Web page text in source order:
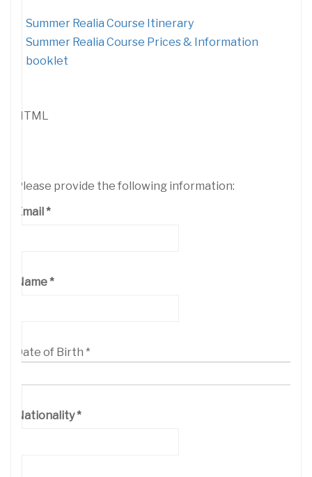
Summer Realia Course Itinerary
Summer Realia Course Prices & Information
booklet
HTML
Please provide the following information:
Email*
Name*
Date of Birth *
Nationality*